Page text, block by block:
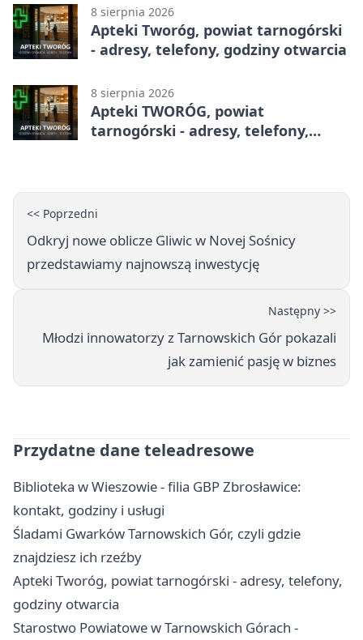
8 sierpnia 2026
Apteki Tworóg, powiat tarnogórski
- adresy, telefony, godziny otwarcia
8 sierpnia 2026
Apteki TWORÓG, powiat
tarnogórski - adresy, telefony,
<< Poprzedni
Odkryj nowe oblicze Gliwic w Novej Sośnicy
przedstawiamy najnowszą inwestycję
Następny >>
Młodzi innowatorzy z Tarnowskich Gór pokazali
jak zamienić pasję w biznes
Przydatne dane teleadresowe
Biblioteka w Wieszowie - filia GBP Zbrosławice:
kontakt, godziny i usługi
Śladami Gwarków Tarnowskich Gór, czyli gdzie
znajdziesz ich rzeźby
Apteki Tworóg, powiat tarnogórski - adresy, telefony,
godziny otwarcia
Starostwo Powiatowe w Tarnowskich Górach -